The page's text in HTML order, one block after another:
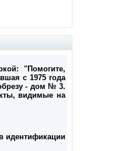
"Помогите,
с 1975 года
- дом № 3.
видимые на
идентификации